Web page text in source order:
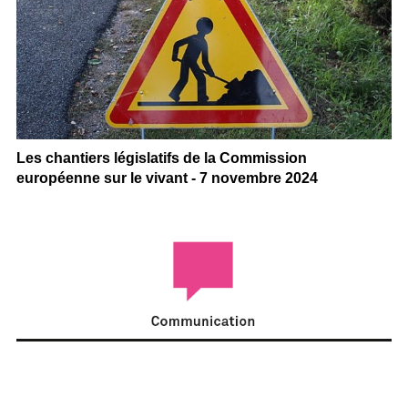
Les chantiers législatifs de la Commission
européenne sur le vivant - 7 novembre 2024